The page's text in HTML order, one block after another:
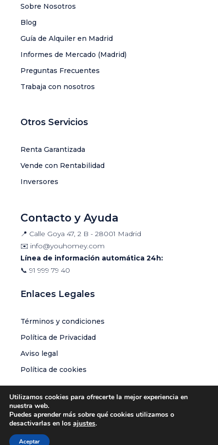
Sobre Nosotros
Blog
Guía de Alquiler en Madrid
Informes de Mercado (Madrid)
Preguntas Frecuentes
Trabaja con nosotros
Otros Servicios
Renta Garantizada
Vende con Rentabilidad
Inversores
Contacto y Ayuda
📍 Calle Goya 47, 2 B - 28001 Madrid
✉️ info@youhomey.com
Línea de información automática 24h:
📞 91 999 79 40
Enlaces Legales
Términos y condiciones
Política de Privacidad
Aviso legal
Política de cookies
© Youhomey Global S.L.U | Todos los derechos reservados
Utilizamos cookies para ofrecerte la mejor experiencia en
nuestra web.
Puedes aprender más sobre qué cookies utilizamos o
desactivarlas en los ajustes.
Aceptar